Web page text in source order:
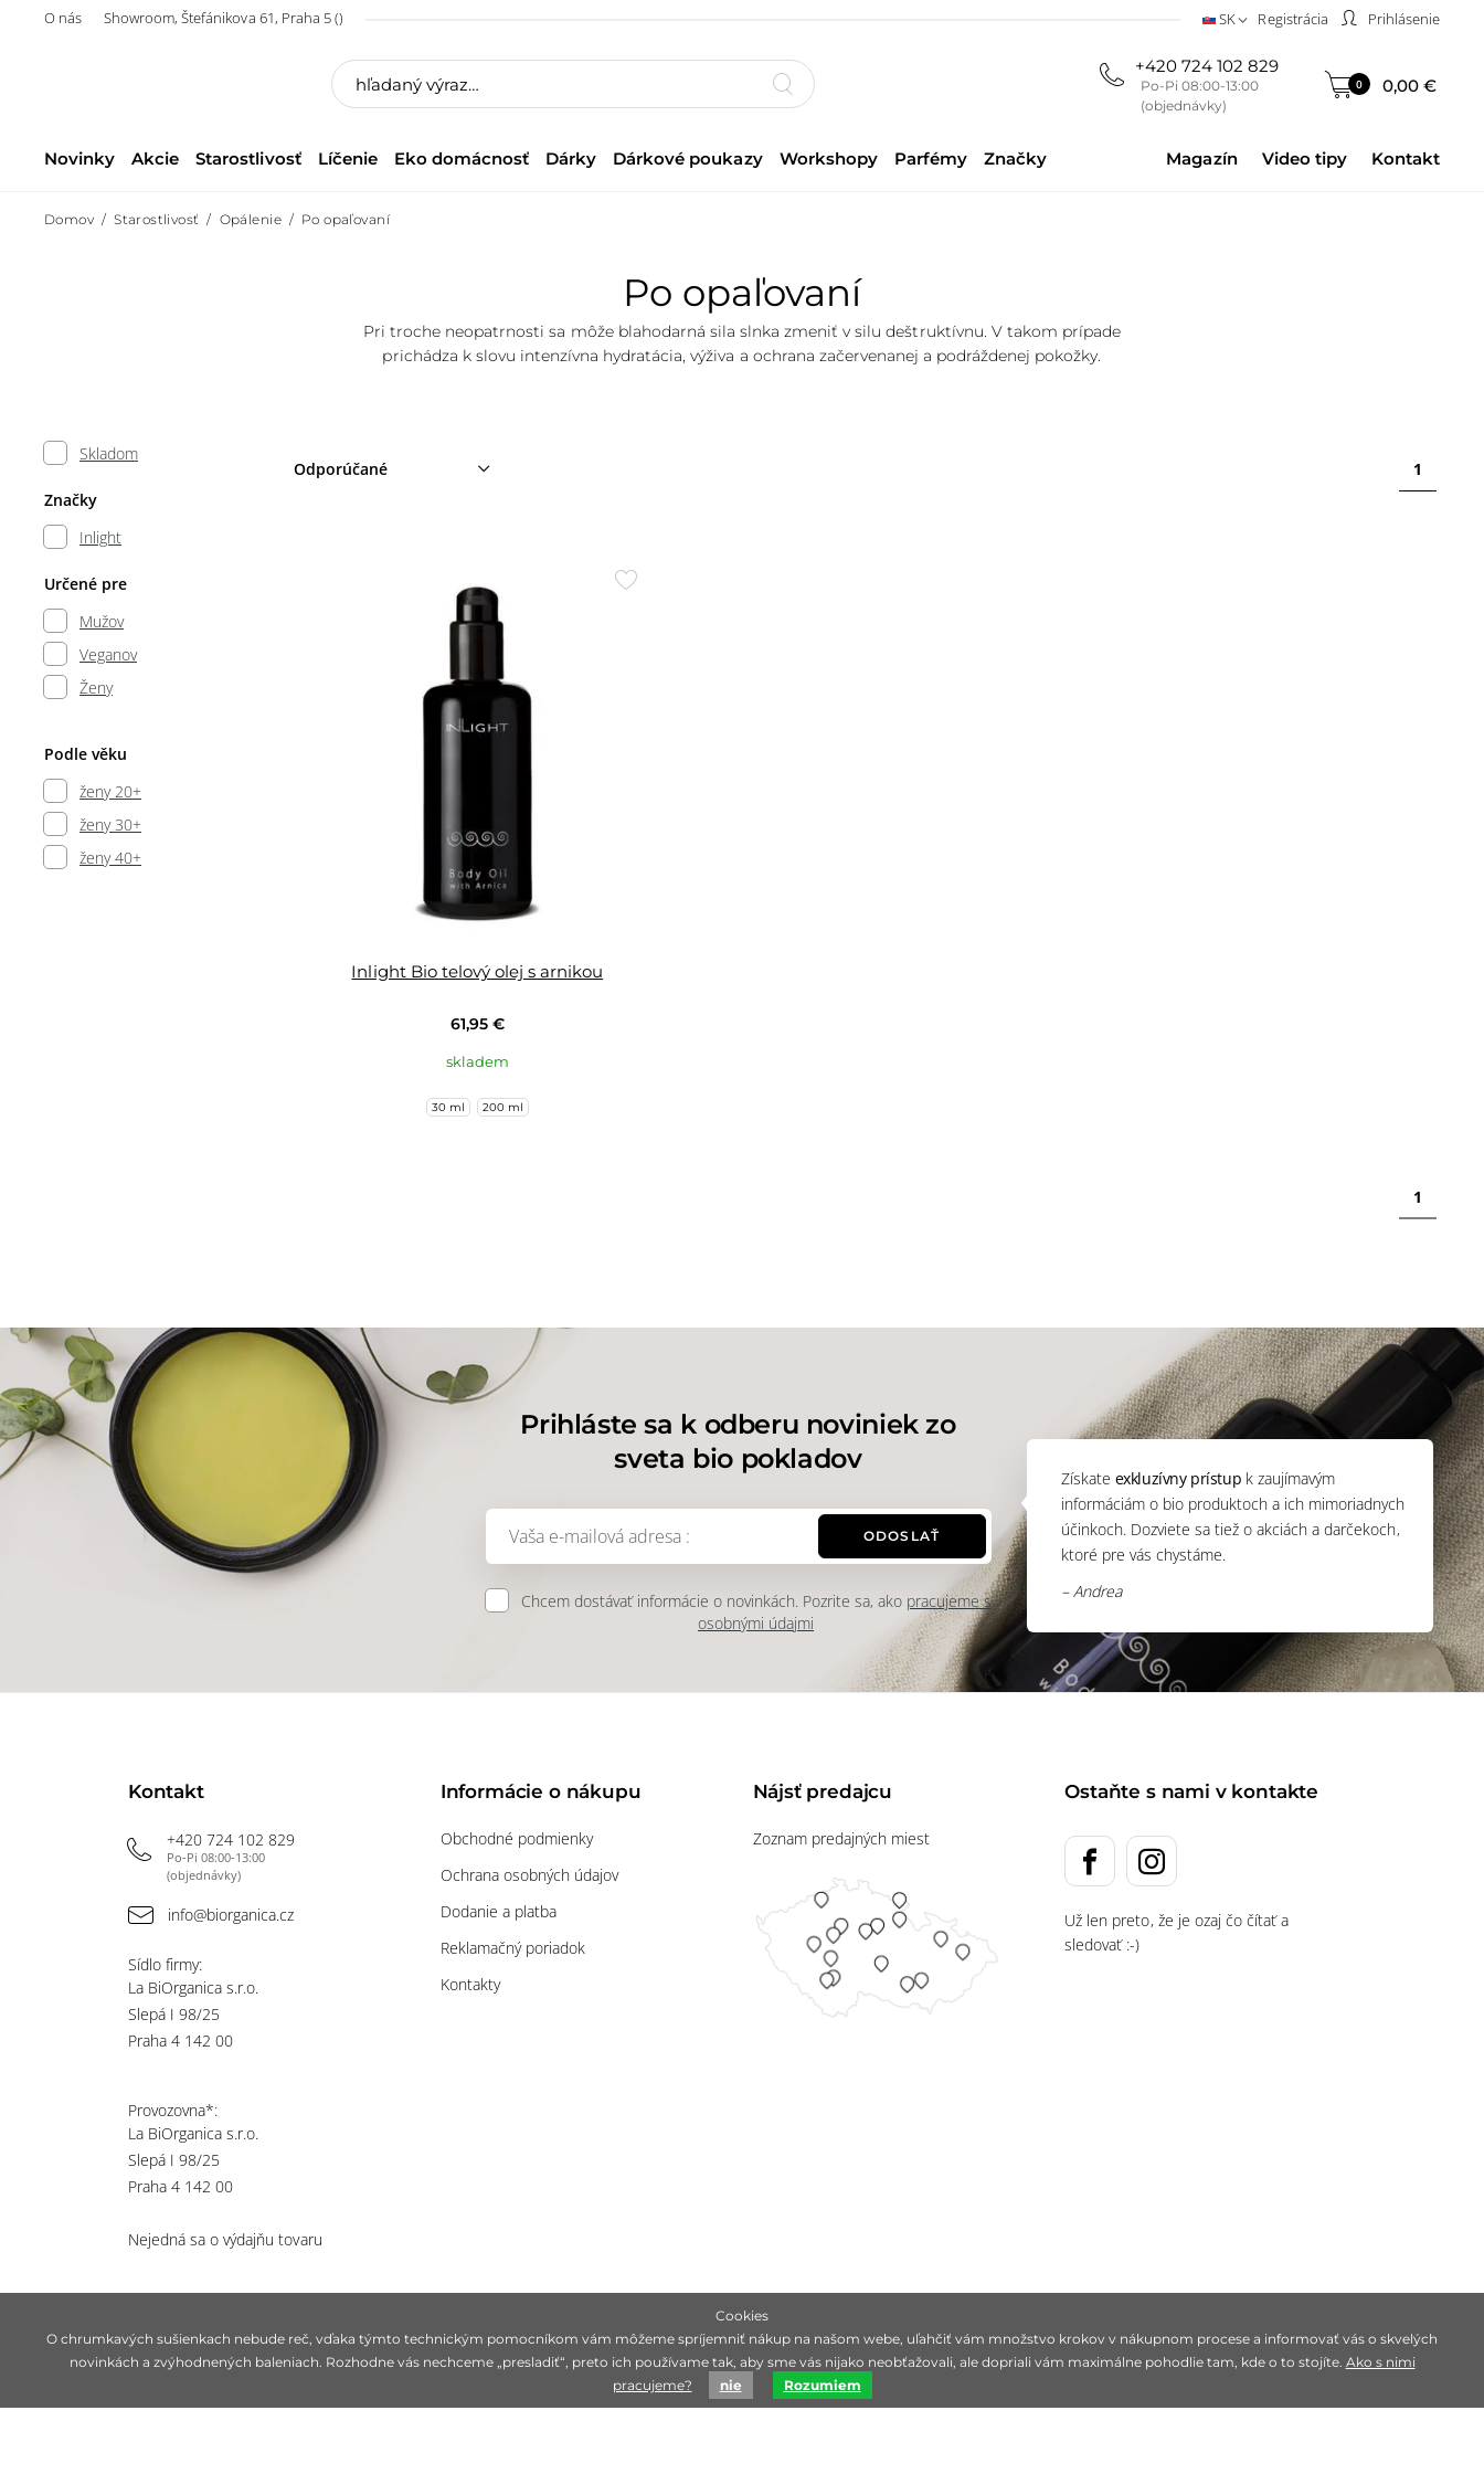
O nás Showroom, Štefánikova 61, Praha 5 () SK Registrácia Prihlásenie
+420 724 102 829
Po-Pi 08:00-13:00
(objednávky)
0 0,00 €
Novinky Akcie Starostlivosť Líčenie Eko domácnosť Dárky Dárkové poukazy Workshopy Parfémy Značky Magazín Video tipy Kontakt
Domov Starostlivosť Opálenie Po opaľovaní
Po opaľovaní
Pri troche neopatrnosti sa môže blahodarná sila slnka zmeniť v silu deštruktívnu. V takom prípade
prichádza k slovu intenzívna hydratácia, výživa a ochrana začervenanej a podráždenej pokožky.
Skladom
Značky
Inlight
Určené pre
Mužov
Veganov
Ženy
Podle věku
ženy 20+
ženy 30+
ženy 40+
Odporúčané 1
Přidat
Inlight Bio telový olej s arnikou
61,95 €
skladem
30 ml 200 ml
1
Prihláste sa k odberu noviniek zo
sveta bio pokladov
ODOSLAŤ
Chcem dostávať informácie o novinkách. Pozrite sa, ako pracujeme s
osobnými údajmi
Získate exkluzívny prístup k zaujímavým
informáciám o bio produktoch a ich mimoriadnych
účinkoch. Dozviete sa tiež o akciách a darčekoch,
ktoré pre vás chystáme.
– Andrea
Kontakt
+420 724 102 829
Po-Pi 08:00-13:00
(objednávky)
info@biorganica.cz
Sídlo firmy:
La BiOrganica s.r.o.
Slepá I 98/25
Praha 4 142 00
Provozovna*:
La BiOrganica s.r.o.
Slepá I 98/25
Praha 4 142 00
Nejedná sa o výdajňu tovaru
Informácie o nákupu
Obchodné podmienky
Ochrana osobných údajov
Dodanie a platba
Reklamačný poriadok
Kontakty
Nájsť predajcu
Zoznam predajných miest
Ostaňte s nami v kontakte
Už len preto, že je ozaj čo čítať a
sledovať :-)
Cookies
O chrumkavých sušienkach nebude reč, vďaka týmto technickým pomocníkom vám môžeme spríjemniť nákup na našom webe, uľahčiť vám množstvo krokov v nákupnom procese a informovať vás o skvelých
novinkách a zvýhodnených baleniach. Rozhodne vás nechceme „presladiť“, preto ich používame tak, aby sme vás nijako neobťažovali, ale dopriali vám maximálne pohodlie tam, kde o to stojíte. Ako s nimi
pracujeme?
nie Rozumiem